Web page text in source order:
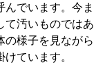
んでいます。今ま
て汚いものではあ
の様子を見ながら
ています。